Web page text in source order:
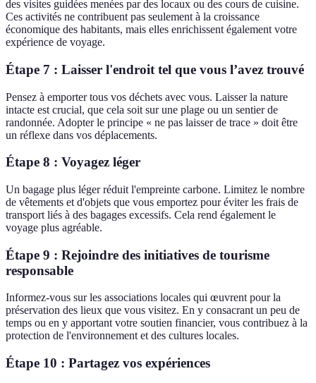
des visites guidées menées par des locaux ou des cours de cuisine.
Ces activités ne contribuent pas seulement à la croissance
économique des habitants, mais elles enrichissent également votre
expérience de voyage.
Étape 7 : Laisser l'endroit tel que vous l’avez trouvé
Pensez à emporter tous vos déchets avec vous. Laisser la nature
intacte est crucial, que cela soit sur une plage ou un sentier de
randonnée. Adopter le principe « ne pas laisser de trace » doit être
un réflexe dans vos déplacements.
Étape 8 : Voyagez léger
Un bagage plus léger réduit l'empreinte carbone. Limitez le nombre
de vêtements et d'objets que vous emportez pour éviter les frais de
transport liés à des bagages excessifs. Cela rend également le
voyage plus agréable.
Étape 9 : Rejoindre des initiatives de tourisme
responsable
Informez-vous sur les associations locales qui œuvrent pour la
préservation des lieux que vous visitez. En y consacrant un peu de
temps ou en y apportant votre soutien financier, vous contribuez à la
protection de l'environnement et des cultures locales.
Étape 10 : Partagez vos expériences